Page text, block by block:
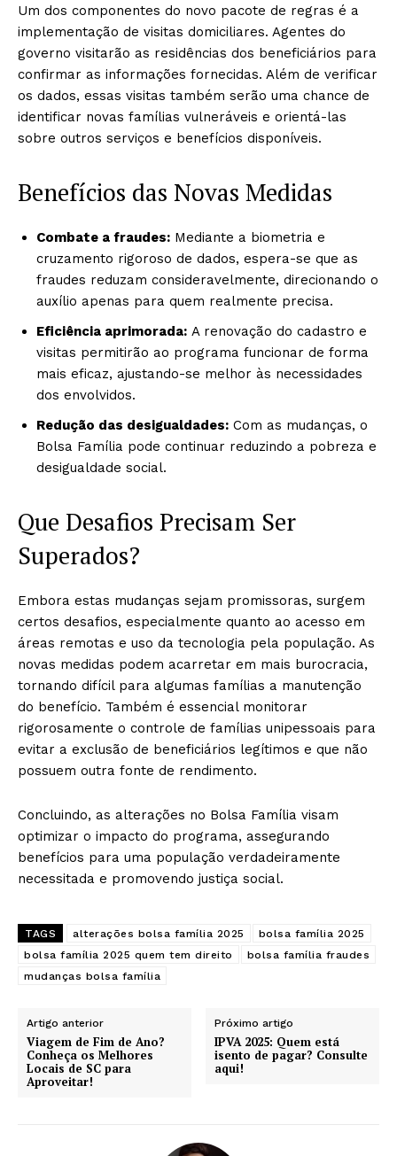
Um dos componentes do novo pacote de regras é a
implementação de visitas domiciliares. Agentes do
governo visitarão as residências dos beneficiários para
confirmar as informações fornecidas. Além de verificar
os dados, essas visitas também serão uma chance de
identificar novas famílias vulneráveis e orientá-las
sobre outros serviços e benefícios disponíveis.
Benefícios das Novas Medidas
Combate a fraudes: Mediante a biometria e
cruzamento rigoroso de dados, espera-se que as
fraudes reduzam consideravelmente, direcionando o
auxílio apenas para quem realmente precisa.
Eficiência aprimorada: A renovação do cadastro e
visitas permitirão ao programa funcionar de forma
mais eficaz, ajustando-se melhor às necessidades
dos envolvidos.
Redução das desigualdades: Com as mudanças, o
Bolsa Família pode continuar reduzindo a pobreza e
desigualdade social.
Que Desafios Precisam Ser
Superados?
Embora estas mudanças sejam promissoras, surgem
certos desafios, especialmente quanto ao acesso em
áreas remotas e uso da tecnologia pela população. As
novas medidas podem acarretar em mais burocracia,
tornando difícil para algumas famílias a manutenção
do benefício. Também é essencial monitorar
rigorosamente o controle de famílias unipessoais para
evitar a exclusão de beneficiários legítimos e que não
possuem outra fonte de rendimento.
Concluindo, as alterações no Bolsa Família visam
optimizar o impacto do programa, assegurando
benefícios para uma população verdadeiramente
necessitada e promovendo justiça social.
TAGS alterações bolsa família 2025
bolsa família 2025
bolsa família 2025 quem tem direito
bolsa família fraudes
mudanças bolsa família
Artigo anterior
Viagem de Fim de Ano?
Conheça os Melhores
Locais de SC para
Aproveitar!
Próximo artigo
IPVA 2025: Quem está
isento de pagar? Consulte
aqui!